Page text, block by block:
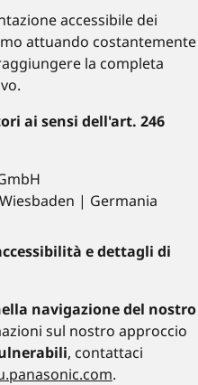
accessibile dei
attuando costantemente
la completa
ai sensi dell'art. 246
| Germania
e dettagli di
navigazione del nostro
sul nostro approccio
, contattaci
.